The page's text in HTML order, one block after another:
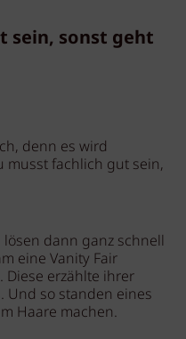
sein, sonst geht
denn es wird
musst fachlich gut sein,
dann ganz schnell
eine Vanity Fair
Diese erzählte ihrer
Und so standen eines
Haare machen.